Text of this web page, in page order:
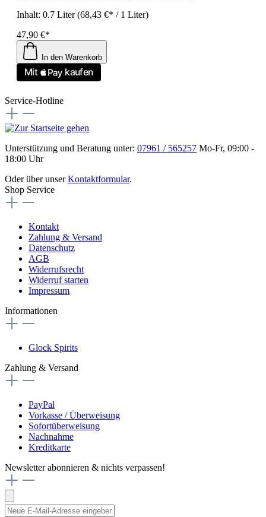
Inhalt: 0.7 Liter(68,43 €* / 1 Liter)
47,90 €*
In den Warenkorb
Service-Hotline
Unterstützung und Beratung unter: 07961 / 565257 Mo-Fr, 09:00 -
18:00 Uhr
Oder über unserKontaktformular.
Shop Service
Kontakt
Zahlung & Versand
Datenschutz
AGB
Widerrufsrecht
Widerruf starten
Impressum
Informationen
Glock Spirits
Zahlung & Versand
PayPal
Vorkasse / Überweisung
Sofortüberweisung
Nachnahme
Kreditkarte
Newsletter abonnieren & nichts verpassen!